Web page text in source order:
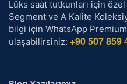
Lüks saat tutkunları için
Segment ve A Kalite
bilgi için WhatsApp Premium
ulaşabilirsiniz: +90 507 859